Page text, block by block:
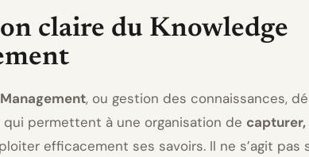
claire du Knowledge
, ou gestion des connaissances,
permettent à une organisation de
efficacement ses savoirs. Il ne s’agit pas